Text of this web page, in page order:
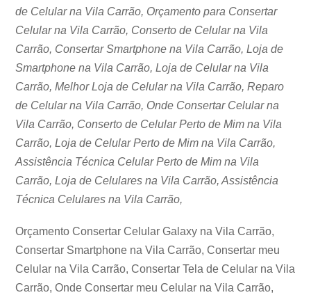
de Celular na Vila Carrão, Orçamento para Consertar
Celular na Vila Carrão, Conserto de Celular na Vila
Carrão, Consertar Smartphone na Vila Carrão, Loja de
Smartphone na Vila Carrão, Loja de Celular na Vila
Carrão, Melhor Loja de Celular na Vila Carrão, Reparo
de Celular na Vila Carrão, Onde Consertar Celular na
Vila Carrão, Conserto de Celular Perto de Mim na Vila
Carrão, Loja de Celular Perto de Mim na Vila Carrão,
Assistência Técnica Celular Perto de Mim na Vila
Carrão, Loja de Celulares na Vila Carrão, Assistência
Técnica Celulares na Vila Carrão,
Orçamento Consertar Celular Galaxy na Vila Carrão,
Consertar Smartphone na Vila Carrão, Consertar meu
Celular na Vila Carrão, Consertar Tela de Celular na Vila
Carrão, Onde Consertar meu Celular na Vila Carrão,